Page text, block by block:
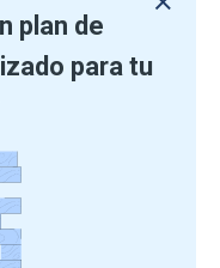
plan de
para tu